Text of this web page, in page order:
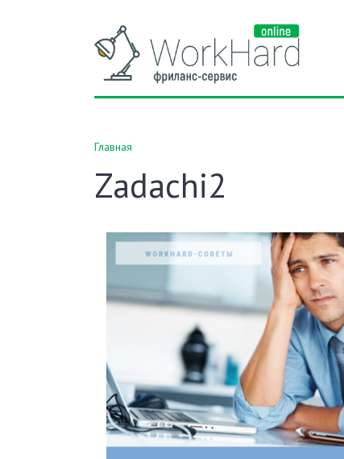
Главная
Zadachi2